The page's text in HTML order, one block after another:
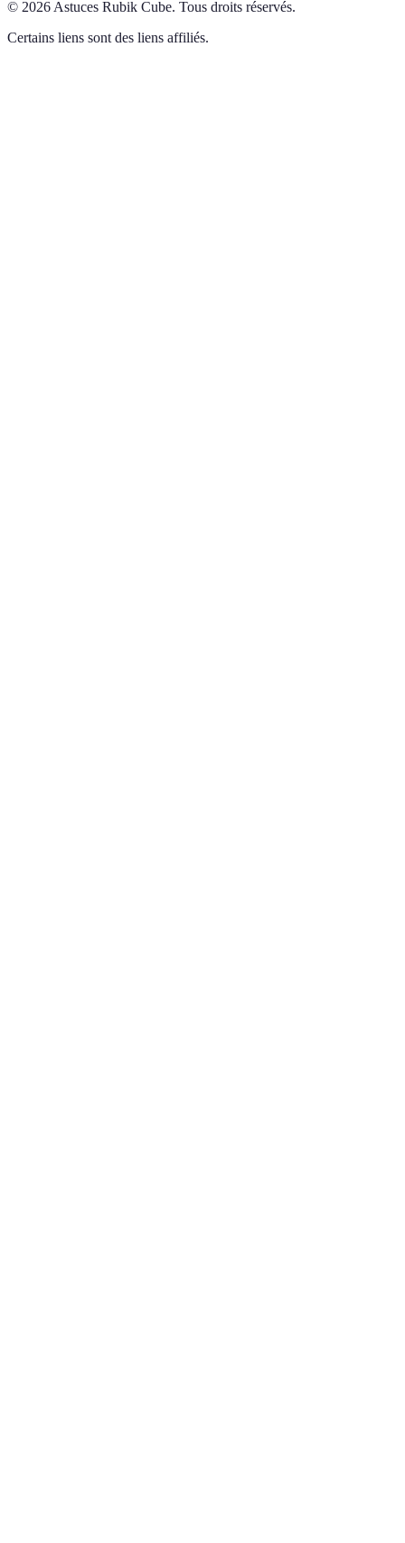
© 2026 Astuces Rubik Cube. Tous droits réservés.
Certains liens sont des liens affiliés.